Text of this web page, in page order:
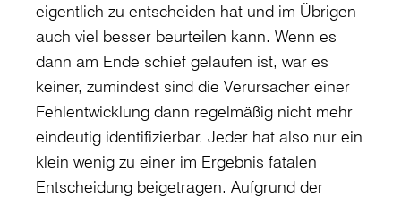
eigentlich zu entscheiden hat und im Übrigen
auch viel besser beurteilen kann. Wenn es
dann am Ende schief gelaufen ist, war es
keiner, zumindest sind die Verursacher einer
Fehlentwicklung dann regelmäßig nicht mehr
eindeutig identifizierbar. Jeder hat also nur ein
klein wenig zu einer im Ergebnis fatalen
Entscheidung beigetragen. Aufgrund der